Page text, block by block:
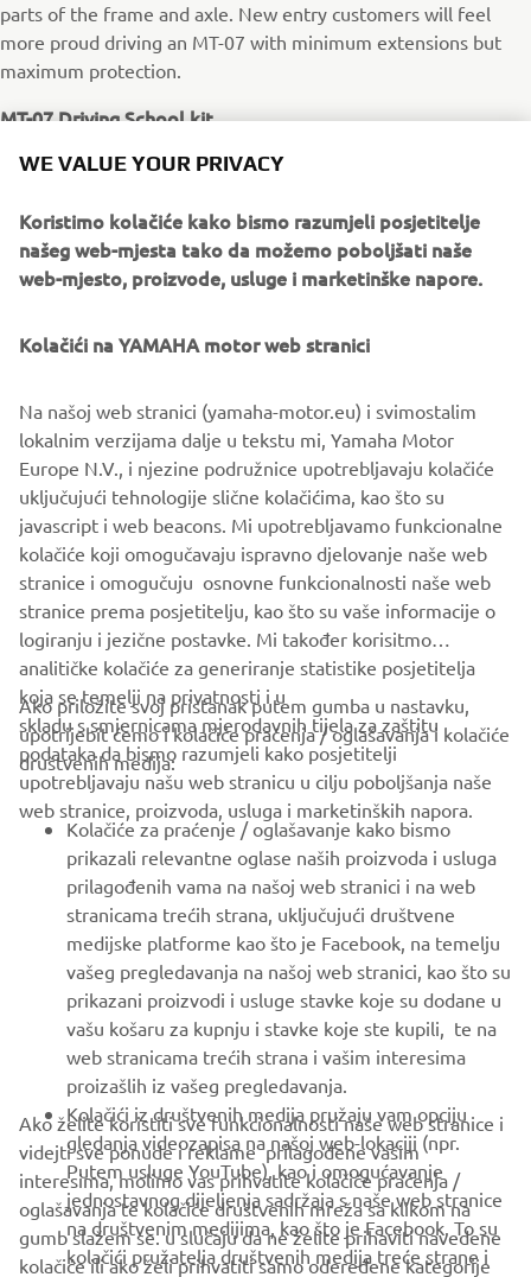
parts of the frame and axle. New entry customers will feel
more proud driving an MT-07 with minimum extensions but
maximum protection.
MT-07 Driving School kit
Rear Axle Protection (1WSF11D30000)
Hand Guard (1WSF11D81000 for model year 2021 and
newer,
1WSF11D00000 for model year 2020 and older)
Advantages:
Genuine Yamaha quality
No bike modifications required
Quick and easy mounting
Vital protection of key parts of the bike
Bike's visual identity is preserved
Durable engineering and materials
Kit consists of four parts; spare parts can be ordered
CORPORATE
FOR BUSINESS
MORE YAMAHA
SUPPORT
BILTEN
Budite prvi koji će saznati o najnovijim ponudama, posebnim
događajima, novim izdanjima i još mnogo toga
PRETPLATITE SE
WE VALUE YOUR PRIVACY
Koristimo kolačiće kako bismo razumjeli posjetitelje
našeg web-mjesta tako da možemo poboljšati naše
web-mjesto, proizvode, usluge i marketinške napore.
Kolačići na YAMAHA motor web stranici
Na našoj web stranici (yamaha-motor.eu) i svimostalim
lokalnim verzijama dalje u tekstu mi, Yamaha Motor
Europe N.V., i njezine podružnice upotrebljavaju kolačiće
uključujući tehnologije slične kolačićima, kao što su
javascript i web beacons. Mi upotrebljavamo funkcionalne
kolačiće koji omogučavaju ispravno djelovanje naše web
stranice i omogučuju osnovne funkcionalnosti naše web
stranice prema posjetitelju, kao što su vaše informacije o
logiranju i jezične postavke. Mi također korisitmo
analitičke kolačiće za generiranje statistike posjetitelja
koja se temelji na privatnosti i u
skladu s smjernicama mjerodavnih tijela za zaštitu
podataka da bismo razumjeli kako posjetitelji
upotrebljavaju našu web stranicu u cilju poboljšanja naše
web stranice, proizvoda, usluga i marketinških napora.
Ako priložite svoj pristanak putem gumba u nastavku,
upotrijebit ćemo i kolačiće praćenja / oglašavanja i kolačiće
društvenih medija:
Kolačiće za praćenje / oglašavanje kako bismo
prikazali relevantne oglase naših proizvoda i usluga
prilagođenih vama na našoj web stranici i na web
stranicama trećih strana, uključujući društvene
medijske platforme kao što je Facebook, na temelju
vašeg pregledavanja na našoj web stranici, kao što su
prikazani proizvodi i usluge stavke koje su dodane u
vašu košaru za kupnju i stavke koje ste kupili, te na
web stranicama trećih strana i vašim interesima
proizašlih iz vašeg pregledavanja.
Kolačići iz društvenih medija pružaju vam opciju
gledanja videozapisa na našoj web-lokaciji (npr.
Putem usluge YouTube), kao i omogućavanje
jednostavnog dijeljenja sadržaja s naše web stranice
na društvenim medijima, kao što je Facebook. To su
kolačići pružatelja društvenih medija treće strane i
Ako želite koristiti sve funkcionalnosti naše web stranice i
videjti sve ponude i reklame prilagođene vašim
interesima, molimo vas prihvatite kolačiće praćenja /
oglašavanja te kolačiće društvenih mreža sa klikom na
gumb slažem se. u slučaju da ne želite prihaviti navedene
kolačiće ili ako želi prihvatiti samo odeređene kategorije